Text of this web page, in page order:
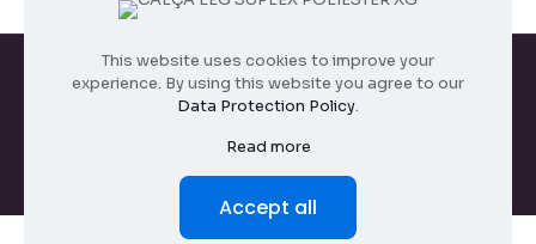
This website uses cookies to improve your
experience. By using this website you agree to our
Data Protection Policy.
Read more
Accept all